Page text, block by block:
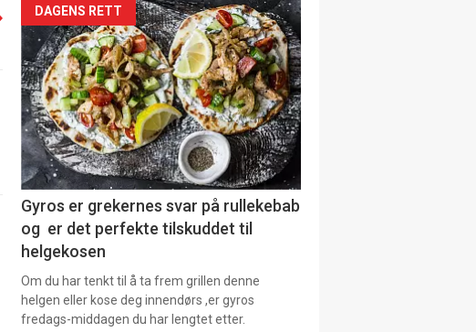
Artikler
detail
-
section
11
Dagens
rett
DAGENS RETT
Gyros er grekernes svar på rullekebab
og er det perfekte tilskuddet til
helgekosen
Om du har tenkt til å ta frem grillen denne
helgen eller kose deg innendørs ,er gyros
fredags-middagen du har lengtet etter.